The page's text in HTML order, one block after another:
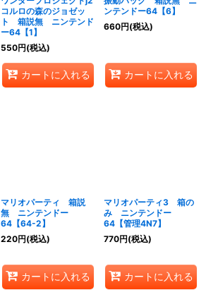
コルロの森のジョゼッ
ト 箱説無 ニンテンド
ー64【1】
550円(税込)
カートに入れる
ンテンドー64【6】
660円(税込)
カートに入れる
マリオパーティ 箱説
無 ニンテンドー
64【64-2】
220円(税込)
カートに入れる
マリオパーティ3 箱の
み ニンテンドー
64【管理4N7】
770円(税込)
カートに入れる